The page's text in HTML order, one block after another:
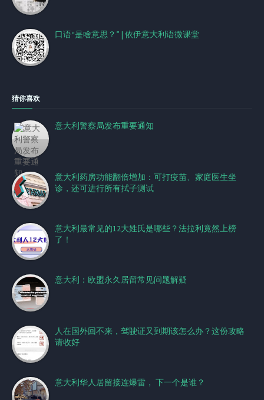
口语“是啥意思？” | 依伊意大利语微课堂
猜你喜欢
意大利警察局发布重要通知
意大利药房功能翻倍增加：可打疫苗、家庭医生坐
诊，还可进行所有拭子测试
意大利最常见的12大姓氏是哪些？法拉利竟然上榜
了！
意大利：欧盟永久居留常见问题解疑
人在国外回不来，驾驶证又到期该怎么办？这份攻略
请收好
意大利华人居留接连爆雷， 下一个是谁？